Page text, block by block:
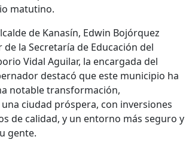
matutino.
de Kanasín, Edwin Bojórquez
la Secretaría de Educación del
Vidal Aguilar, la encargada del
destacó que este municipio ha
notable transformación,
ciudad próspera, con inversiones
de calidad, y un entorno más seguro y
gente.